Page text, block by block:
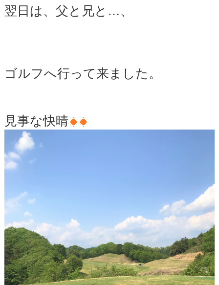
翌日は、父と兄と…、
ゴルフへ行って来ました。
見事な快晴